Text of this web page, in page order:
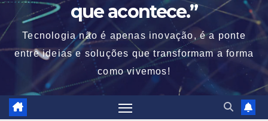
que acontece.”
Tecnologia não é apenas inovação, é a ponte
entre ideias e soluções que transformam a forma
como vivemos!